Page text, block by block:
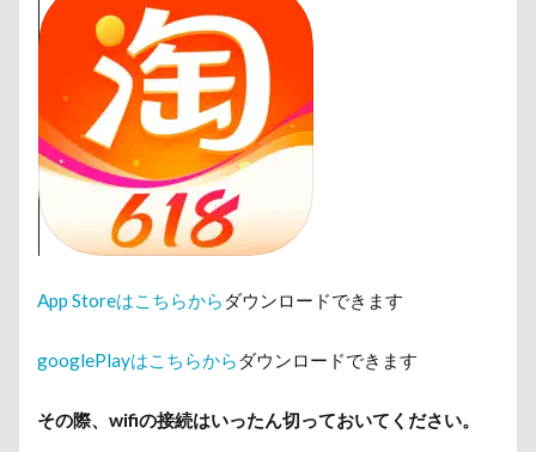
App Storeはこちらから ダウンロードできます
googlePlayはこちらから ダウンロードできます
その際、wifiの接続はいったん切っておいてください。